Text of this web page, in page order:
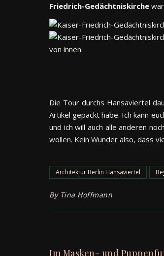
Friedrich-Gedächtniskirche
Die Tour durchs Hansaviertel
Artikel gepackt habe. Ich kann
und ich will auch alle anderen
wollen. Kein Wunder also, dass
Architektur Berlin Hansaviertel
By Tina Hoffmann
Im Masken- und